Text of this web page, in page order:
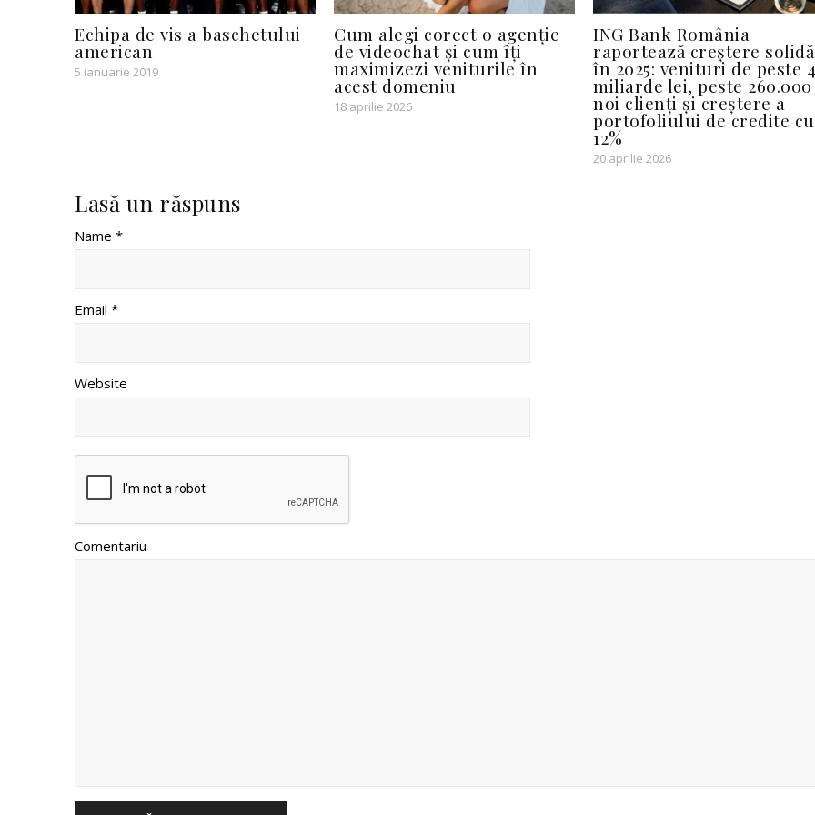
Echipa de vis a baschetului
american
5 ianuarie 2019
Cum alegi corect o agenție
de videochat și cum îți
maximizezi veniturile în
acest domeniu
18 aprilie 2026
ING Bank România
raportează creștere solidă
în 2025: venituri de peste 4
miliarde lei, peste 260.000
noi clienți și creștere a
portofoliului de credite cu
12%
20 aprilie 2026
Lasă un răspuns
Name *
Email *
Website
Comentariu